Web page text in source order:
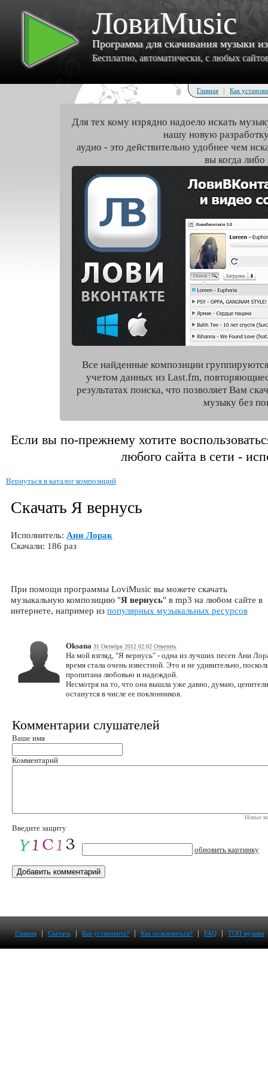
ЛовиMusic
Программа для скачивания музыки
Бесплатно, автоматически, с любых
Главная | Как
Для тех кому изрядно надоело искать
нашу новую
аудио - это действительно удобнее чем
вы когда либо
Все найденные композиции
учетом данных из Last.fm,
результатах поиска, что позволяет Вам
музыку без
Если вы по-прежнему хотите
любого сайта в сети -
Вернуться в каталог композиций
Скачать Я вернусь
Исполнитель: Ани Лорак
Скачали: 186 раз
При помощи программы LoviMusic вы можете скачать
музыкальную композицию "Я вернусь" в mp3 на любом сайте в
интернете, например из популярных музыкальных ресурсов
Oksana 31 Октября 2012 02:02 Ответить
На мой взгляд, "Я вернусь" - одна из лучших песен Ани
время стала очень известной. Это и не удивительно,
пропитана любовью и надеждой.
Несмотря на то, что она вышла уже давно, думаю,
останутся в числе ее поклонников.
Комментарии слушателей
Ваше имя
Комментарий
Новые
Введите защиту
обновить картинку
Главная | Скачать | Как установить? | Как пользоваться? | FAQ | ТОП музыки